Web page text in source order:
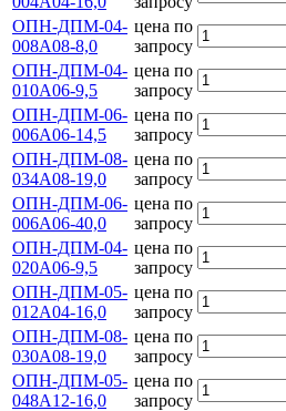
ОПН-ДПМ-04-
008А08-8,0
цена по
запросу
ОПН-ДПМ-04-
010А06-9,5
цена по
запросу
ОПН-ДПМ-06-
006А06-14,5
цена по
запросу
ОПН-ДПМ-08-
034А08-19,0
цена по
запросу
ОПН-ДПМ-06-
006А06-40,0
цена по
запросу
ОПН-ДПМ-04-
020А06-9,5
цена по
запросу
ОПН-ДПМ-05-
012А04-16,0
цена по
запросу
ОПН-ДПМ-08-
030А08-19,0
цена по
запросу
ОПН-ДПМ-05-
048А12-16,0
цена по
запросу